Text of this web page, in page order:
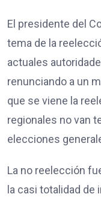
El presidente del
tema de la
actuales
renunciando a un
que se viene la
regionales no van
elecciones
La no reelección
la casi totalidad